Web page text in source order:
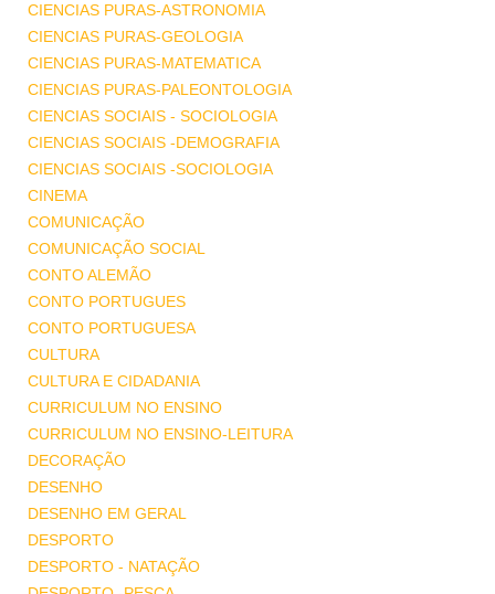
CIENCIAS PURAS-ASTRONOMIA
CIENCIAS PURAS-GEOLOGIA
CIENCIAS PURAS-MATEMATICA
CIENCIAS PURAS-PALEONTOLOGIA
CIENCIAS SOCIAIS - SOCIOLOGIA
CIENCIAS SOCIAIS -DEMOGRAFIA
CIENCIAS SOCIAIS -SOCIOLOGIA
CINEMA
COMUNICAÇÃO
COMUNICAÇÃO SOCIAL
CONTO ALEMÃO
CONTO PORTUGUES
CONTO PORTUGUESA
CULTURA
CULTURA E CIDADANIA
CURRICULUM NO ENSINO
CURRICULUM NO ENSINO-LEITURA
DECORAÇÃO
DESENHO
DESENHO EM GERAL
DESPORTO
DESPORTO - NATAÇÃO